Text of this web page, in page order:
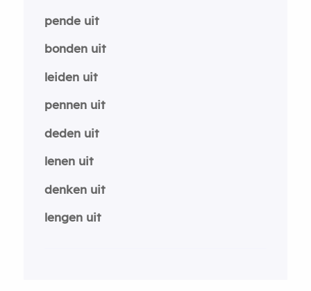
pende uit
bonden uit
leiden uit
pennen uit
deden uit
lenen uit
denken uit
lengen uit